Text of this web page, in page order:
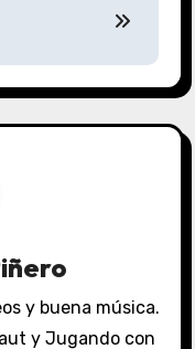
y buena música.
y Jugando con